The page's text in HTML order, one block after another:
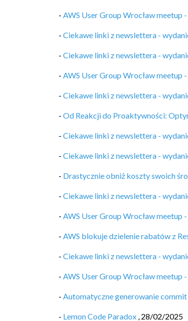
- AWS User Group Wrocław meetup
- Ciekawe linki z newslettera -
- Ciekawe linki z newslettera -
- AWS User Group Wrocław meetup
- Ciekawe linki z newslettera -
- Od Reakcji do Proaktywności:
- Ciekawe linki z newslettera -
- Ciekawe linki z newslettera -
- Drastycznie obniż koszty swoich
- Ciekawe linki z newslettera -
- AWS User Group Wrocław meetup
- AWS blokuje dzielenie rabatów z
- Ciekawe linki z newslettera -
- AWS User Group Wrocław meetup
- Automatyczne generowanie
- Lemon Code Paradox , 28/02/2025